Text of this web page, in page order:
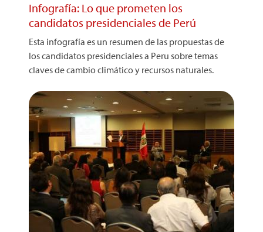
Infografía: Lo que prometen los
candidatos presidenciales de Perú
Esta infografía es un resumen de las propuestas de
los candidatos presidenciales a Peru sobre temas
claves de cambio climático y recursos naturales.